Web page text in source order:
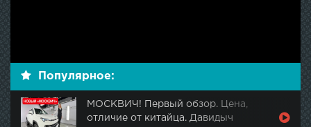
Популярное:
МОСКВИЧ! Первый обзор. Цена,
отличие от китайца. Давидыч